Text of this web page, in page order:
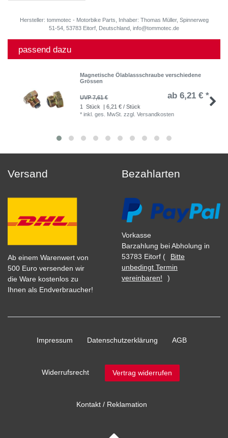
Hersteller: tommotec - Motorbike Parts, Inhaber: Thomas Müller, Spinnerweg
51-54, 53783 Eitorf, Deutschland, info@tommotec.de
passend dazu
Magnetische Ölablassschraube verschiedene
Grössen
UVP 7,61 € ab 6,21 € *
1 Stück
| 6,21 € / Stück
*inkl. ges. MwSt. zzgl.Versandkosten
Versand
Ab einem Warenwert von
500 Euro versenden wir
die Ware kostenlos zu
Ihnen als Endverbraucher!
Bezahlarten
Vorkasse
Barzahlung bei Abholung in
53783 Eitorf (
Bitte
unbedingt Termin
vereinbaren!
)
Impressum Daten­schutz­erklärung AGB
Widerrufs­recht Vertrag widerrufen
Kontakt / Reklamation